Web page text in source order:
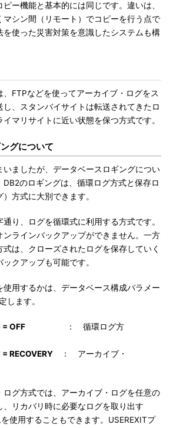
ー機能と基本的には同じです。違いは、
マシン間（リモート）でコピーを行う点で
を使った災害対策を意識したシステムも構
FTPなどを使ってアーカイブ・ログをス
し、スタンバイサイトは転送されてきたロ
マリサイトに近い状態を保つ方式です。
グについて
ましたが、データベースロギングについ
のロギングは、循環ログ方式と保存ロ
方式に大別できます。
り、ログを循環式に利用する方式です。
ンラインバックアップができません。一方
は、クローズされたログを保存していく
クアップも可能です。
用するかは、データベース構成パラメー
します。
= OFF： 循環ログ方
RECOVERY： アーカイブ・
グ方式では、アーカイブ・ログを任意の
リカバリ時に必要なログを取り出す
使用することもできます。USEREXITプ